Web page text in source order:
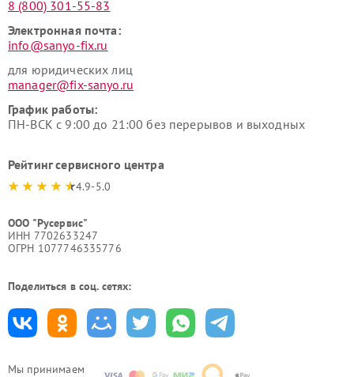
Мы принимаем
8 (800) 301-55-83
Электронная почта:
info@sanyo-fix.ru
для юридических лиц
manager@fix-sanyo.ru
График работы:
ПН-ВСК с 9:00 до 21:00 без перерывов и выходных
Рейтинг сервисного центра
4.9-5.0
ООО "Русервис"
ИНН 7702633247
ОГРН 1077746335776
Поделиться в соц. сетях: